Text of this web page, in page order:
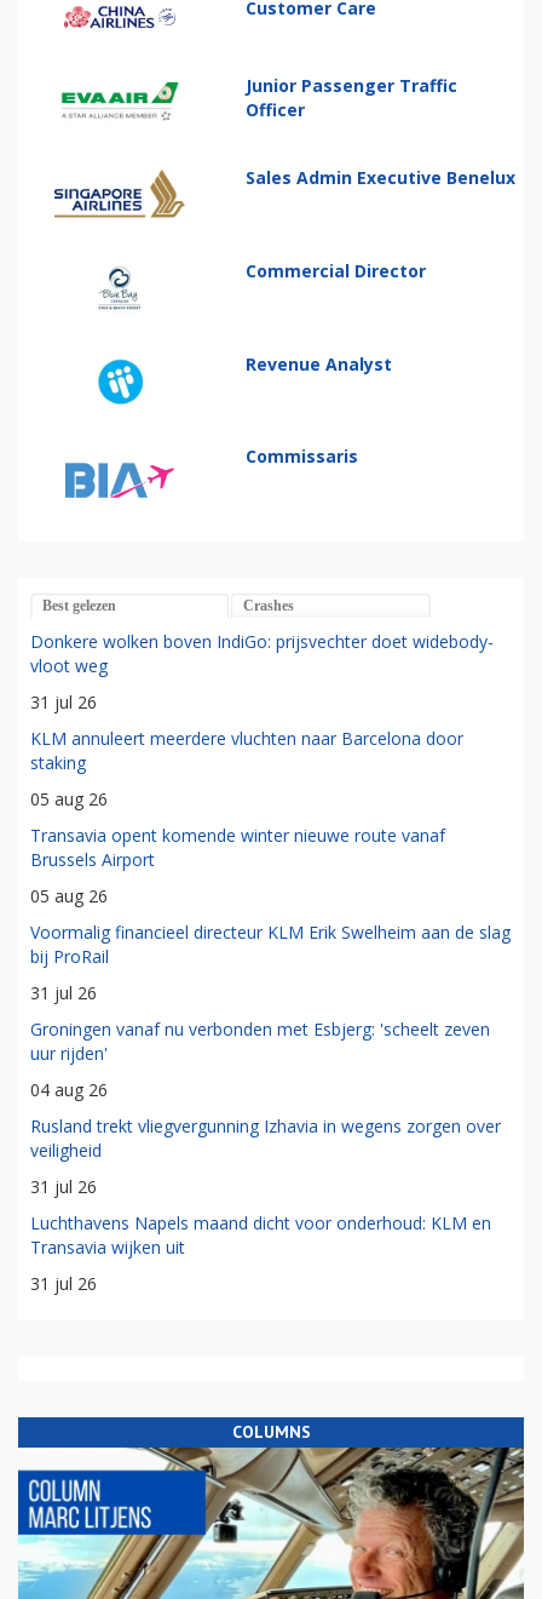
Customer Care
Junior Passenger Traffic
Officer
Sales Admin Executive Benelux
Commercial Director
Revenue Analyst
Commissaris
Best gelezen Crashes
Donkere wolken boven IndiGo: prijsvechter doet widebody-
vloot weg
31 jul 26
KLM annuleert meerdere vluchten naar Barcelona door
staking
05 aug 26
Transavia opent komende winter nieuwe route vanaf
Brussels Airport
05 aug 26
Voormalig financieel directeur KLM Erik Swelheim aan de slag
bij ProRail
31 jul 26
Groningen vanaf nu verbonden met Esbjerg: 'scheelt zeven
uur rijden'
04 aug 26
Rusland trekt vliegvergunning Izhavia in wegens zorgen over
veiligheid
31 jul 26
Luchthavens Napels maand dicht voor onderhoud: KLM en
Transavia wijken uit
31 jul 26
COLUMNS